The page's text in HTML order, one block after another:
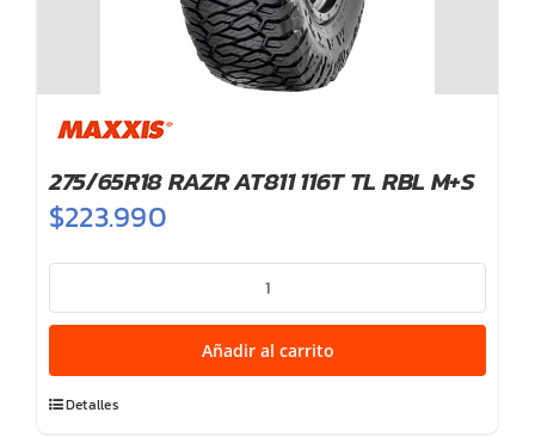
275/65R18 RAZR AT811 116T TL RBL M+S
$223.990
RAZR
AT811
TL
RBL
Añadir al carrito
Detalles